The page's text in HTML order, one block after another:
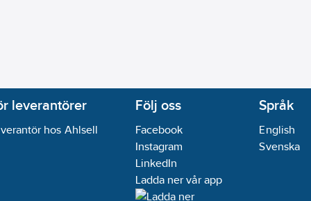
leverantörer
hos Ahlsell
Följ oss
Facebook
Instagram
LinkedIn
Ladda ner vår app
Språk
English
Svenska